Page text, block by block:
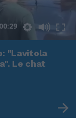
00:29
"Lavitola
Le chat